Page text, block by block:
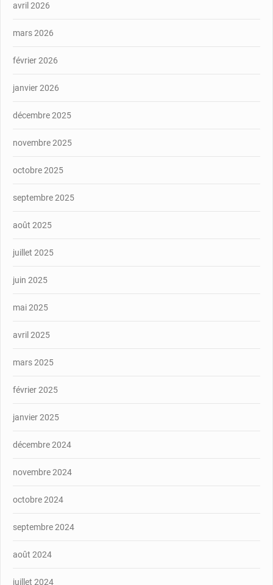
avril 2026
mars 2026
février 2026
janvier 2026
décembre 2025
novembre 2025
octobre 2025
septembre 2025
août 2025
juillet 2025
juin 2025
mai 2025
avril 2025
mars 2025
février 2025
janvier 2025
décembre 2024
novembre 2024
octobre 2024
septembre 2024
août 2024
juillet 2024